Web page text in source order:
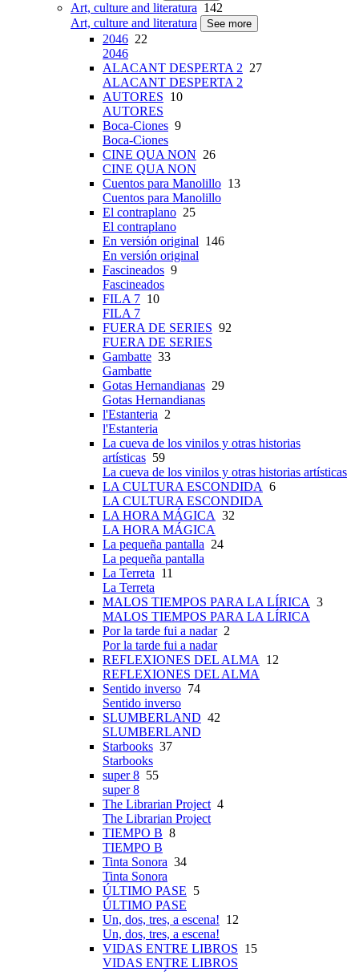
Art, culture and literatura 142
Art, culture and literatura
See more
2046 22
2046
ALACANT DESPERTA 2 27
ALACANT DESPERTA 2
AUTORES 10
AUTORES
Boca-Ciones 9
Boca-Ciones
CINE QUA NON 26
CINE QUA NON
Cuentos para Manolillo 13
Cuentos para Manolillo
El contraplano 25
El contraplano
En versión original 146
En versión original
Fascineados 9
Fascineados
FILA 7 10
FILA 7
FUERA DE SERIES 92
FUERA DE SERIES
Gambatte 33
Gambatte
Gotas Hernandianas 29
Gotas Hernandianas
l'Estanteria 2
l'Estanteria
La cueva de los vinilos y otras historias
artísticas 59
La cueva de los vinilos y otras historias artísticas
LA CULTURA ESCONDIDA 6
LA CULTURA ESCONDIDA
LA HORA MÁGICA 32
LA HORA MÁGICA
La pequeña pantalla 24
La pequeña pantalla
La Terreta 11
La Terreta
MALOS TIEMPOS PARA LA LÍRICA 3
MALOS TIEMPOS PARA LA LÍRICA
Por la tarde fui a nadar2
Por la tarde fui a nadar
REFLEXIONES DEL ALMA
12
REFLEXIONES DEL ALMA
Sentido inverso 74
Sentido inverso
SLUMBERLAND 42
SLUMBERLAND
Starbooks 37
Starbooks
super 8 55
super 8
The Librarian Project 4
The Librarian Project
TIEMPO B 8
TIEMPO B
Tinta Sonora 34
Tinta Sonora
ÚLTIMO PASE 5
ÚLTIMO PASE
Un, dos, tres, a escena! 12
Un, dos, tres, a escena!
VIDAS ENTRE LIBROS 15
VIDAS ENTRE LIBROS